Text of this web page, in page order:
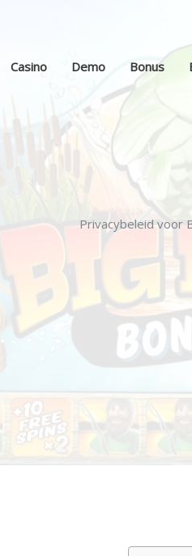
Casino Demo Bonus
Privacybeleid voor